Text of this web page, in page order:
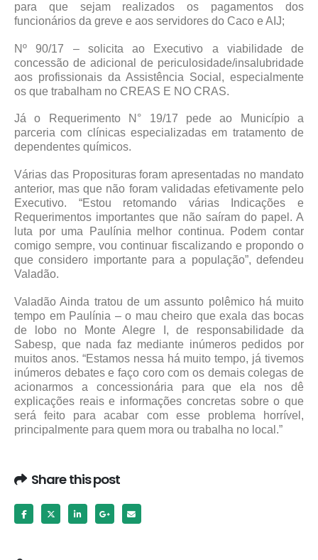
para que sejam realizados os pagamentos dos
funcionários da greve e aos servidores do Caco e AIJ;
Nº 90/17 – solicita ao Executivo a viabilidade de
concessão de adicional de periculosidade/insalubridade
aos profissionais da Assistência Social, especialmente
os que trabalham no CREAS E NO CRAS.
Já o Requerimento N° 19/17 pede ao Município a
parceria com clínicas especializadas em tratamento de
dependentes químicos.
Várias das Proposituras foram apresentadas no mandato
anterior, mas que não foram validadas efetivamente pelo
Executivo. “Estou retomando várias Indicações e
Requerimentos importantes que não saíram do papel. A
luta por uma Paulínia melhor continua. Podem contar
comigo sempre, vou continuar fiscalizando e propondo o
que considero importante para a população”, defendeu
Valadão.
Valadão Ainda tratou de um assunto polêmico há muito
tempo em Paulínia – o mau cheiro que exala das bocas
de lobo no Monte Alegre I, de responsabilidade da
Sabesp, que nada faz mediante inúmeros pedidos por
muitos anos. “Estamos nessa há muito tempo, já tivemos
inúmeros debates e faço coro com os demais colegas de
acionarmos a concessionária para que ela nos dê
explicações reais e informações concretas sobre o que
será feito para acabar com esse problema horrível,
principalmente para quem mora ou trabalha no local.”
Share this post